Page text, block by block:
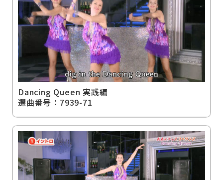
Dancing Queen 実践編
選曲番号：7939-71